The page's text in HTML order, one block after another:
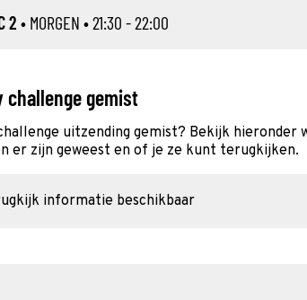
2 • MORGEN • 21:30 - 22:00
challenge gemist
uitzending gemist? Bekijk hieronder
er zijn geweest en of je ze kunt terugkijken.
informatie beschikbaar